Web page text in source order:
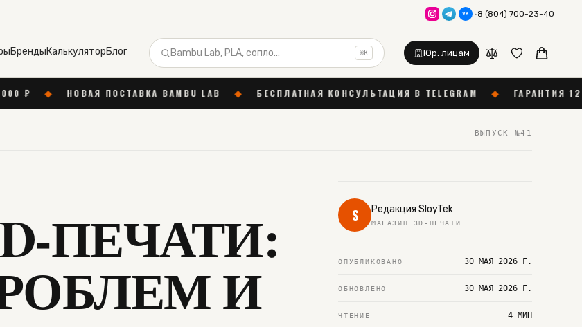
VK ·8 (804) 700-23-40
БрендыКалькуляторБлог ⌘K Юр. лицам
ПОСТАВКА BAMBU LAB ◆ БЕСПЛАТНАЯ КОНСУЛЬТАЦИЯ В TELEGRAM ◆ ГАРАНТИЯ 12 МЕСЯЦЕВ ◆
ВЫПУСК №41
ПЕЧАТИ:
И
S Редакция SloyTek
МАГАЗИН 3D-ПЕЧАТИ
ОПУБЛИКОВАНО 30 МАЯ 2026 Г.
ОБНОВЛЕНО 30 МАЯ 2026 Г.
ЧТЕНИЕ 4 МИН